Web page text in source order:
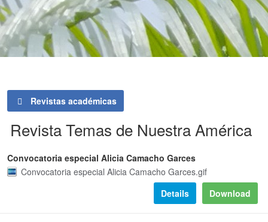
Revistas académicas
Revista Temas de Nuestra América
Convocatoria especial Alicia Camacho Garces
Convocatoria especial Alicia Camacho Garces.gif
Download
Details